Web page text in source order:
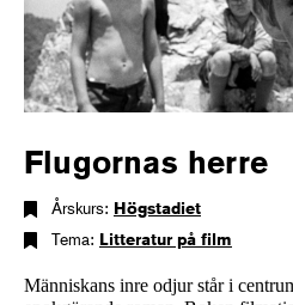
Flugornas herre
Årskurs: Högstadiet
Tema: Litteratur på film
Människans inre odjur står i